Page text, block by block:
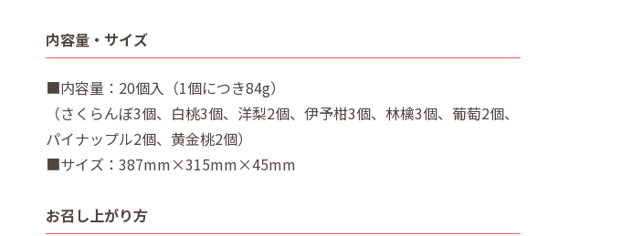
内容量・サイズ
■内容量：20個入（1個につき84g）
（さくらんぼ3個、白桃3個、洋梨2個、伊予柑3個、林檎3個、葡萄2個、
パイナップル2個、黄金桃2個）
■サイズ：387mm×315mm×45mm
お召し上がり方